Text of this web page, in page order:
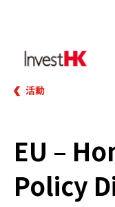
活動
EU –
Policy